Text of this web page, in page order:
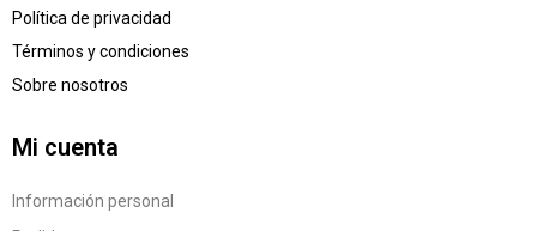
Política de privacidad
Términos y condiciones
Sobre nosotros
Mi cuenta
Información personal